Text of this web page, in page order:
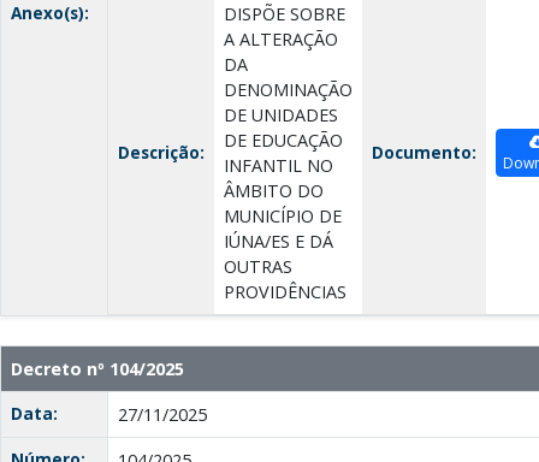
Anexo(s):
Descrição:
DISPÕE SOBRE
A ALTERAÇÃO
DA
DENOMINAÇÃO
DE UNIDADES
DE EDUCAÇÃO
INFANTIL NO
ÂMBITO DO
MUNICÍPIO DE
IÚNA/ES E DÁ
OUTRAS
PROVIDÊNCIAS
Documento:
Decreto nº 104/2025
Data:
27/11/2025